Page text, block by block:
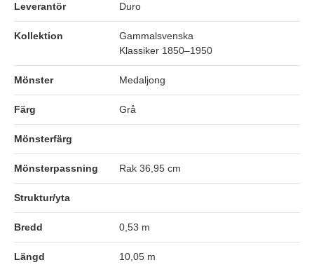
Leverantör Duro
Kollektion
Gammalsvenska
Klassiker 1850–1950
Mönster Medaljong
Färg Grå
Mönsterfärg
Mönsterpassning Rak 36,95 cm
Struktur/yta
Bredd 0,53 m
Längd 10,05 m